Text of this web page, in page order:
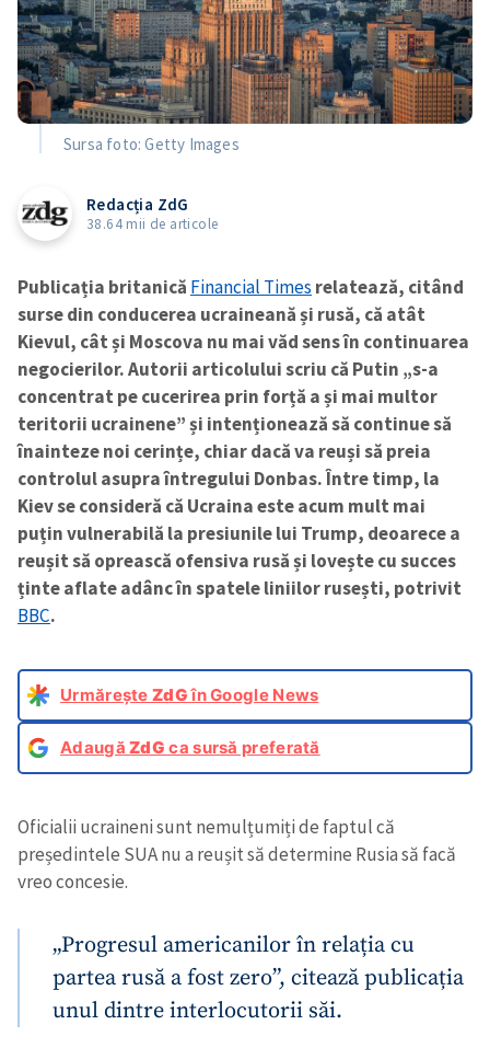
Sursa foto: Getty Images
Redacția ZdG
38.64 mii de articole
Publicația britanică Financial Times relatează, citând
surse din conducerea ucraineană și rusă, că atât
Kievul, cât și Moscova nu mai văd sens în continuarea
negocierilor. Autorii articolului scriu că Putin „s-a
concentrat pe cucerirea prin forță a și mai multor
teritorii ucrainene” și intenționează să continue să
înainteze noi cerințe, chiar dacă va reuși să preia
controlul asupra întregului Donbas. Între timp, la
Kiev se consideră că Ucraina este acum mult mai
puțin vulnerabilă la presiunile lui Trump, deoarece a
reușit să oprească ofensiva rusă și lovește cu succes
ținte aflate adânc în spatele liniilor rusești, potrivit
BBC.
Urmărește ZdGîn Google News
AdaugăZdG ca sursă preferată
Oficialii ucraineni sunt nemulțumiți de faptul că
președintele SUA nu a reușit să determine Rusia să facă
vreo concesie.
„Progresul americanilor în relația cu
partea rusă a fost zero”, citează publicația
unul dintre interlocutorii săi.